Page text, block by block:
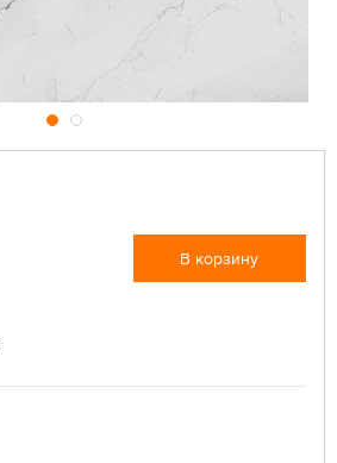
В корзину